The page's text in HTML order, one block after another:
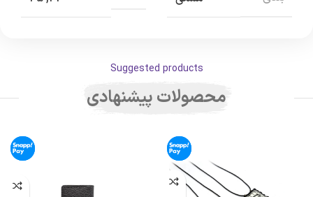
Suggested products
محصولات پیشنهادی